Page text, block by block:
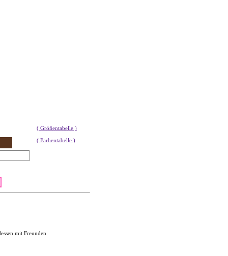
( Größentabelle )
( Farbentabelle )
mit Freunden